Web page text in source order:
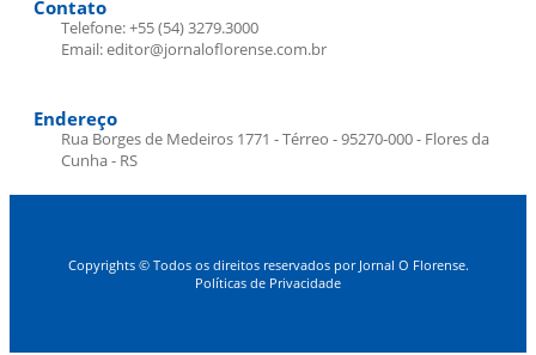
Contato
Telefone: +55 (54) 3279.3000
Email: editor@jornaloflorense.com.br
Endereço
Rua Borges de Medeiros 1771 - Térreo - 95270-000 - Flores da
Cunha - RS
Copyrights © Todos os direitos reservados por Jornal O Florense.
Políticas de Privacidade